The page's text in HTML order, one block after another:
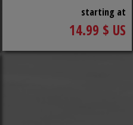
starting at
14.99 $ US